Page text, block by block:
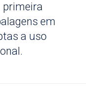
primeira
em
a uso